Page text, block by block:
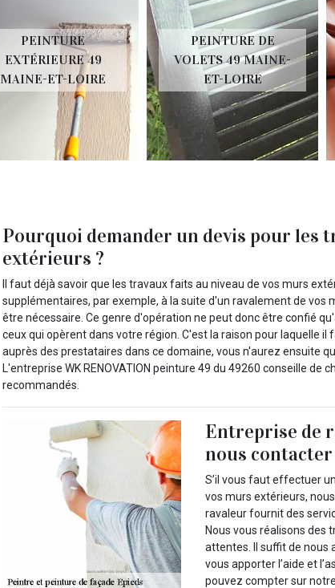
PEINTURE
EXTÉRIEURE 49
MAINE-ET-LOIRE
PEINTURE DE
VOLETS 49 MAINE-
ET-LOIRE
Pourquoi demander un devis pour les
extérieurs ?
Il faut déjà savoir que les travaux faits au niveau de vos murs
supplémentaires, par exemple, à la suite d'un ravalement de vos
être nécessaire. Ce genre d'opération ne peut donc être confié
ceux qui opèrent dans votre région. C'est la raison pour laquelle
auprès des prestataires dans ce domaine, vous n'aurez ensuite
L'entreprise WK RENOVATION peinture 49 du 49260 conseille de
recommandés.
Entreprise de
nous contacter
S’il vous faut effectuer
vos murs extérieurs,
ravaleur fournit des
Nous vous réalisons des
attentes. Il suffit de nous
vous apporter l’aide et
pouvez compter sur